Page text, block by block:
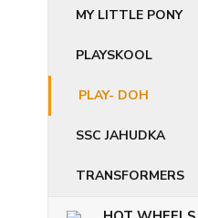
MY LITTLE PONY
PLAYSKOOL
PLAY- DOH
SSC JAHUDKA
TRANSFORMERS